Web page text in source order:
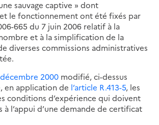
sauvage captive » dont
et le fonctionnement ont été fixés par
665 du 7 juin 2006 relatif à la
et à la simplification de la
diverses commissions administratives
décembre 2000 modifié, ci-dessus
en application de l’article R.413-5, les
conditions d’expérience qui doivent
à l’appui d’une demande de certificat